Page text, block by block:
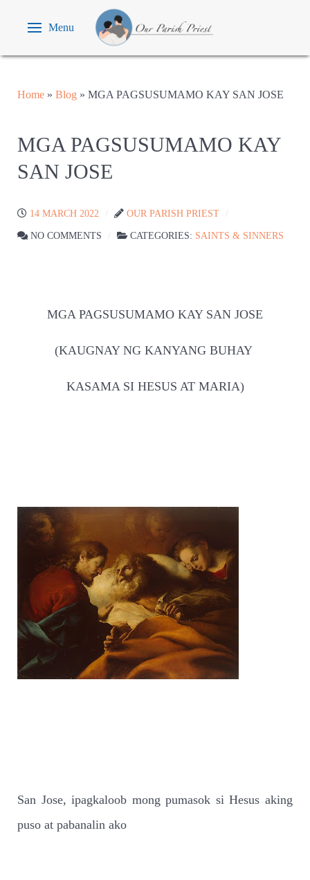
Menu
Home » Blog » MGA PAGSUSUMAMO KAY SAN JOSE
MGA PAGSUSUMAMO KAY
SAN JOSE
14 MARCH 2022 OUR PARISH PRIEST
NO COMMENTS CATEGORIES: SAINTS & SINNERS
MGA PAGSUSUMAMO KAY SAN JOSE
(KAUGNAY NG KANYANG BUHAY
KASAMA SI HESUS AT MARIA)
San Jose, ipagkaloob mong pumasok si Hesus aking
puso at pabanalin ako